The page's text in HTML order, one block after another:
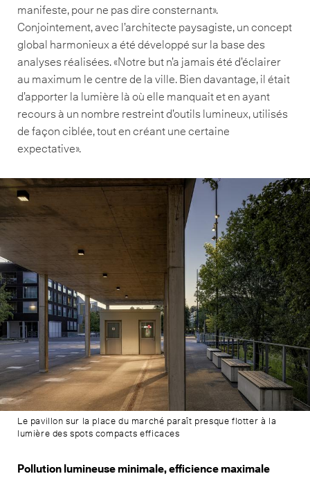
manifeste, pour ne pas dire consternant».
Conjointement, avec l’architecte paysagiste, un concept
global harmonieux a été développé sur la base des
analyses réalisées. «Notre but n’a jamais été d’éclairer
au maximum le centre de la ville. Bien davantage, il était
d’apporter la lumière là où elle manquait et en ayant
recours à un nombre restreint d’outils lumineux, utilisés
de façon ciblée, tout en créant une certaine
expectative».
Le pavillon sur la place du marché paraît presque flotter à la
lumière des spots compacts efficaces
Pollution lumineuse minimale, efficience maximale